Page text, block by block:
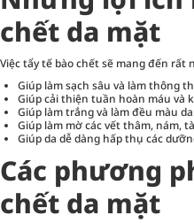
chết da mặt
Việc tẩy tế bào chết sẽ mang đến rất
Giúp làm sạch sâu và làm thông
Giúp cải thiện tuần hoàn máu và
Giúp làm trắng và làm đều màu
Giúp làm mờ các vết thâm, nám,
Giúp da dễ dàng hấp thụ các
Các phương
chết da mặt